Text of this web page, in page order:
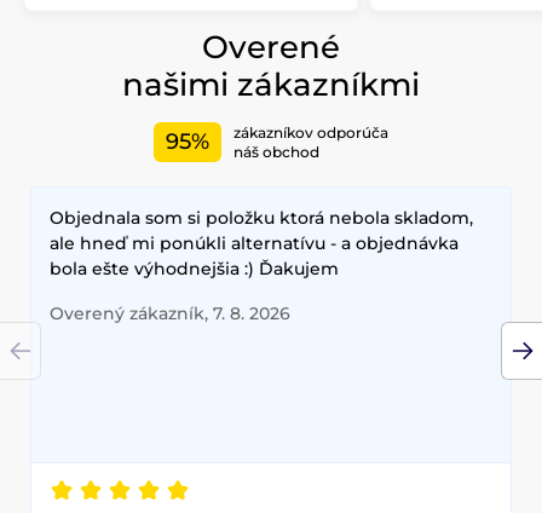
Overené
našimi zákazníkmi
95%
zákazníkov odporúča
náš obchod
Objednala som si položku ktorá nebola skladom,
ale hneď mi ponúkli alternatívu - a objednávka
bola ešte výhodnejšia :) Ďakujem
Overený zákazník, 7. 8. 2026